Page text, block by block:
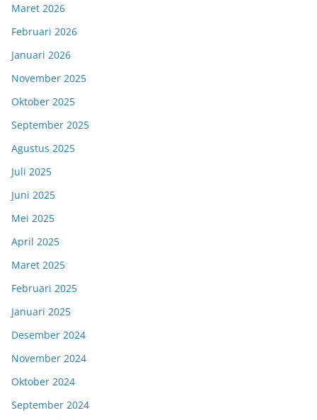
Maret 2026
Februari 2026
Januari 2026
November 2025
Oktober 2025
September 2025
Agustus 2025
Juli 2025
Juni 2025
Mei 2025
April 2025
Maret 2025
Februari 2025
Januari 2025
Desember 2024
November 2024
Oktober 2024
September 2024